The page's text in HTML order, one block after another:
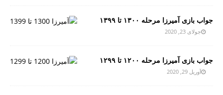
جواب بازی آمیرزا مرحله ۱۳۰۰ تا ۱۳۹۹
جولای 23, 2020
جواب بازی آمیرزا مرحله ۱۲۰۰ تا ۱۲۹۹
آوریل 29, 2020